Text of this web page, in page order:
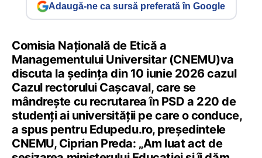
Adaugă-ne ca sursă preferată în Google
Comisia Națională de Etică a
Managementului Universitar (CNEMU)va
discuta la ședința din 10 iunie 2026 cazul
Cazul rectorului Cașcaval, care se
mândrește cu recrutarea în PSD a 220 de
studenți ai universității pe care o conduce,
a spus pentru Edupedu.ro, președintele
CNEMU, Ciprian Preda: „Am luat act de